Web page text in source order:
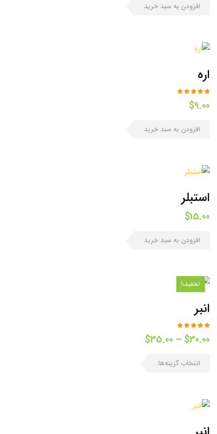
افزودن به سبد خرید
اره
$9.00
افزودن به سبد خرید
استبلر
$15.00
افزودن به سبد خرید
تخفیف!
انبر
$30.00
–
$35.00
انتخاب گزینه‌ها